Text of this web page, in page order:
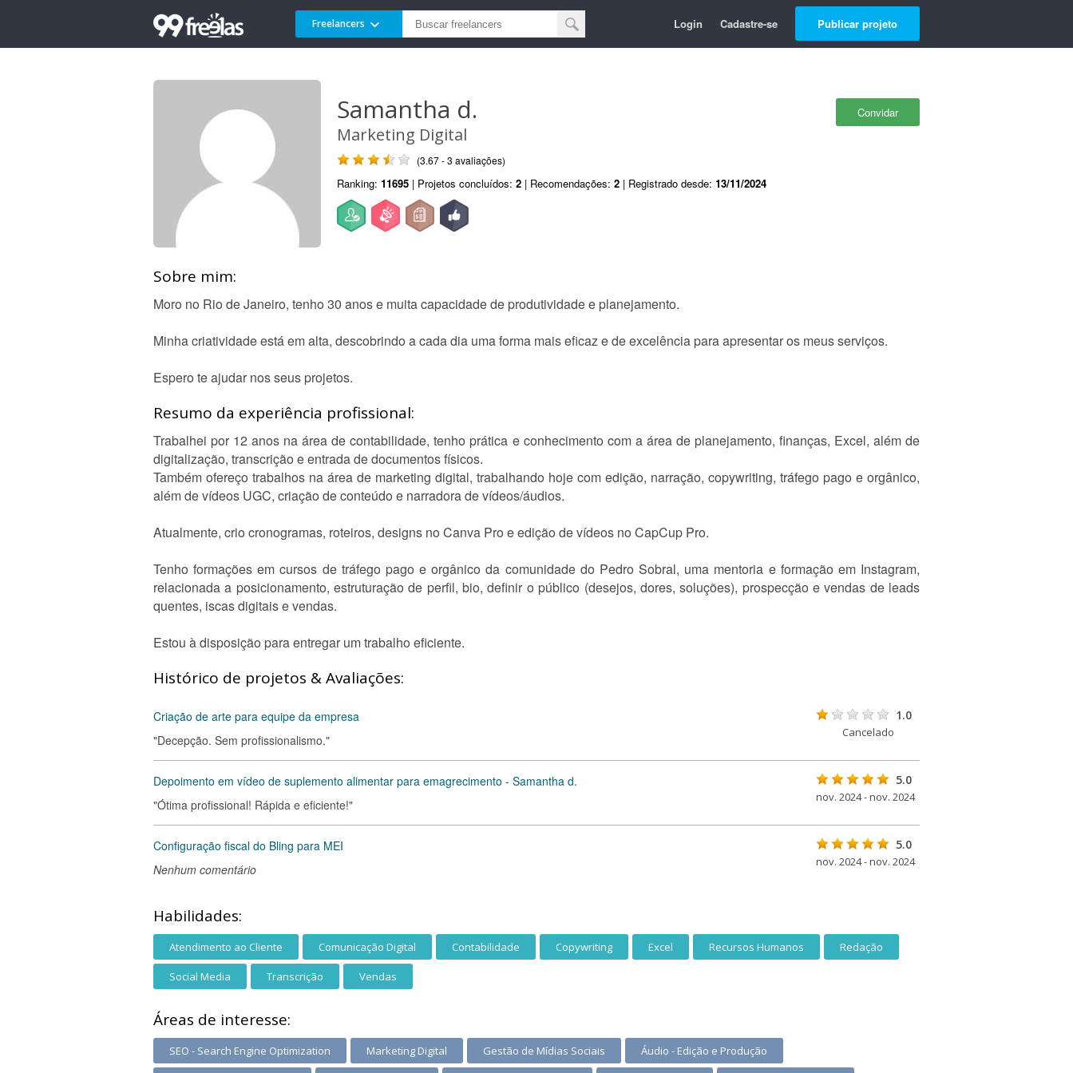
Freelancers Login Cadastre-se Publicar projeto
Convidar
Samantha d.
Marketing Digital
(3.67 - 3 avaliações)
Ranking: 11695 | Projetos concluídos: 2 | Recomendações: 2 | Registrado desde: 13/11/2024
Sobre mim:
Moro no Rio de Janeiro, tenho 30 anos e muita capacidade de produtividade e planejamento.
Minha criatividade está em alta, descobrindo a cada dia uma forma mais eficaz e de excelência para apresentar os meus serviços.
Espero te ajudar nos seus projetos.
Resumo da experiência profissional:
Trabalhei por 12 anos na área de contabilidade, tenho prática e conhecimento com a área de planejamento, finanças, Excel, além de
digitalização, transcrição e entrada de documentos físicos.
Também ofereço trabalhos na área de marketing digital, trabalhando hoje com edição, narração, copywriting, tráfego pago e orgânico,
além de vídeos UGC, criação de conteúdo e narradora de vídeos/áudios.
Atualmente, crio cronogramas, roteiros, designs no Canva Pro e edição de vídeos no CapCup Pro.
Tenho formações em cursos de tráfego pago e orgânico da comunidade do Pedro Sobral, uma mentoria e formação em Instagram,
relacionada a posicionamento, estruturação de perfil, bio, definir o público (desejos, dores, soluções), prospecção e vendas de leads
quentes, iscas digitais e vendas.
Estou à disposição para entregar um trabalho eficiente.
Histórico de projetos & Avaliações:
Criação de arte para equipe da empresa
"Decepção. Sem profissionalismo."
1.0
Cancelado
Depoimento em vídeo de suplemento alimentar para emagrecimento - Samantha d.
"Ótima profissional! Rápida e eficiente!"
5.0
nov. 2024 - nov. 2024
Configuração fiscal do Bling para MEI
Nenhum comentário
5.0
nov. 2024 - nov. 2024
Habilidades:
Atendimento ao Cliente Comunicação Digital Contabilidade Copywriting Excel Recursos Humanos Redação
Social Media Transcrição Vendas
Áreas de interesse:
SEO - Search Engine Optimization Marketing Digital Gestão de Mídias Sociais Áudio - Edição e Produção